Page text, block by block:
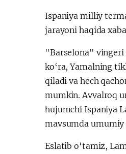
Ispaniya milliy
jarayoni haqida
"Barselona" vingeri
ko‘ra, Yamalning
qiladi va hech
mumkin. Avvalroq
hujumchi Ispaniya
mavsumda umumiy
Eslatib o‘tamiz,